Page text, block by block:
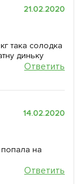
21.02.2020
така солодка
диньку
Ответить
14.02.2020
на
Ответить